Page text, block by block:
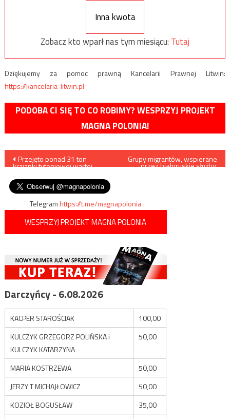
Inna kwota
Zobacz kto wparł nas tym miesiącu: Tutaj
Dziękujemy za pomoc prawną Kancelarii Prawnej Litwin:
https://kancelaria-litwin.pl
PODOBA CI SIĘ TO CO ROBIMY? WESPRZYJ PROJEKT
MAGNA POLONIA!
Nawigacja
wpisu
Przejęto ponad 31 ton
krajanki tytoniowej wartej
Grupy migrantów, wspierane
przez białoruskie służby,
Telegramhttps://t.me/magnapolonia
WESPRZYJ PROJEKT MAGNA POLONIA
Darczyńcy - 6.08.2026
KACPER STAROŚCIAK
100,00
KULCZYK GRZEGORZ POLIŃSKA i
KULCZYK KATARZYNA
50,00
MARIA KOSTRZEWA
50,00
JERZY T MICHAJŁOWICZ
50,00
KOZIOŁ BOGUSŁAW
35,00